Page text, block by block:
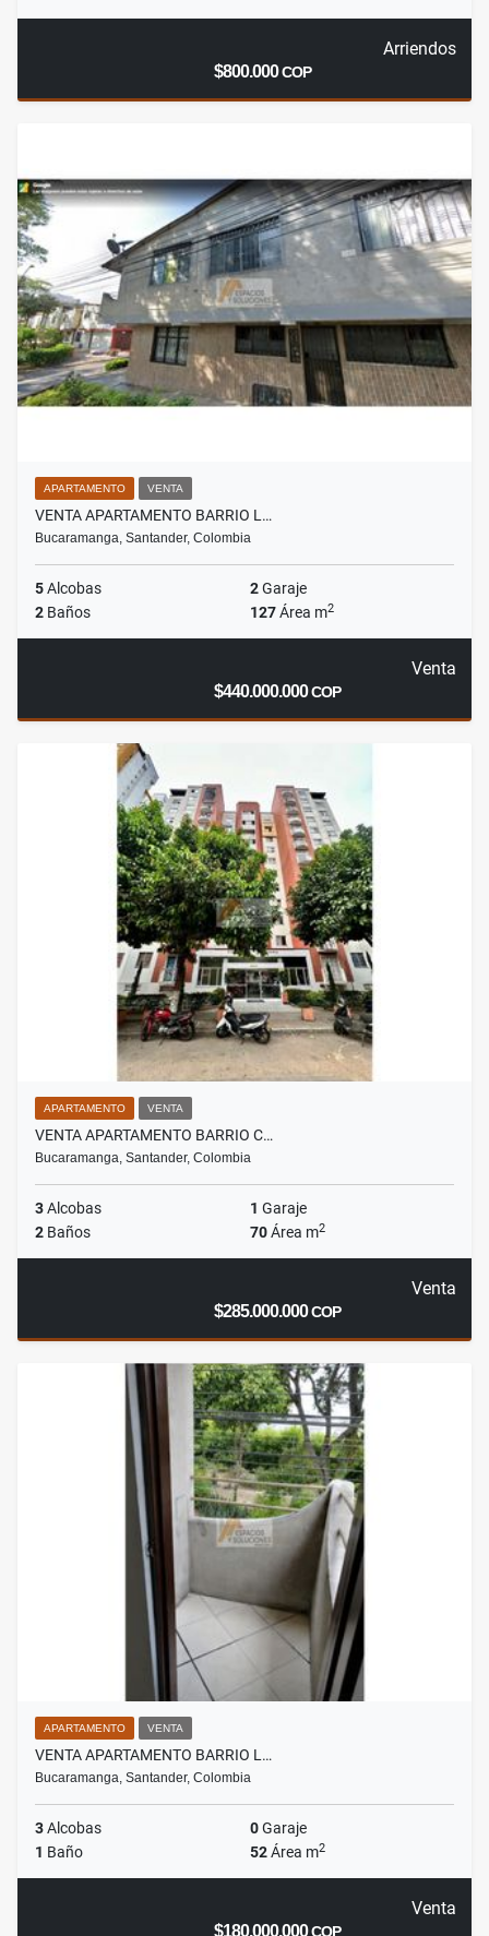
Arriendos
$800.000COP
APARTAMENTO VENTA
VENTA APARTAMENTO BARRIO L…
Bucaramanga, Santander, Colombia
5Alcobas 2Garaje
2 Baños 127Área m2
Venta
$440.000.000COP
APARTAMENTO VENTA
VENTA APARTAMENTO BARRIO C…
Bucaramanga, Santander, Colombia
3Alcobas 1 Garaje
2 Baños 70Área m2
Venta
$285.000.000COP
APARTAMENTO VENTA
VENTA APARTAMENTO BARRIO L…
Bucaramanga, Santander, Colombia
3Alcobas 0Garaje
1 Baño 52Área m2
Venta
$180.000.000COP